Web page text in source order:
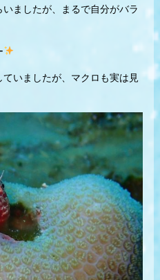
ましたが、まるで自分がバラ
いましたが、マクロも実は見